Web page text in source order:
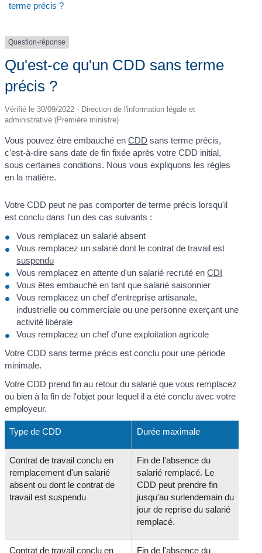
terme précis ?
Question-réponse
Qu'est-ce qu'un CDD sans terme
précis ?
Vérifié le 30/09/2022 - Direction de l'information légale et
administrative (Première ministre)
Vous pouvez être embauché enCDD sans terme précis,
c'est-à-dire sans date de fin fixée après votre CDD initial,
sous certaines conditions. Nous vous expliquons les règles
en la matière.
Votre CDD peut ne pas comporter de terme précis lorsqu'il
est conclu dans l'un des cas suivants :
Vous remplacez un salarié absent
Vous remplacez un salarié dont le contrat de travail est
suspendu
Vous remplacez en attente d'un salarié recruté enCDI
Vous êtes embauché en tant que salarié saisonnier
Vous remplacez un chef d'entreprise artisanale,
industrielle ou commerciale ou une personne exerçant une
activité libérale
Vous remplacez un chef d'une exploitation agricole
Votre CDD sans terme précis est conclu pour une période
minimale.
Votre CDD prend fin au retour du salarié que vous remplacez
ou bien à la fin de l'objet pour lequel il a été conclu avec votre
employeur.
Type de CDD Durée maximale
Contrat de travail conclu en
remplacement d'un salarié
absent ou dont le contrat de
travail est suspendu
Fin de l'absence du
salarié remplacé. Le
CDD peut prendre fin
jusqu'au surlendemain du
jour de reprise du salarié
remplacé.
Contrat de travail conclu en
Fin de l'absence du